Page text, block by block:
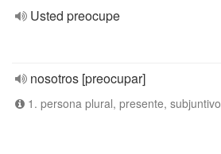
Usted preocupe
nosotros [preocupar]
1. persona plural, presente, subjuntivo